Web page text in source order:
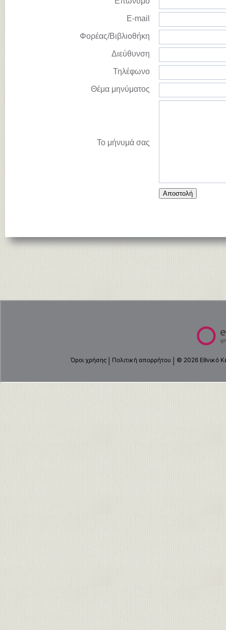
E-mail
Φορέας/Βιβλιοθήκη
Διεύθυνση
Τηλέφωνο
Θέμα μηνύματος
Το μήνυμά σας
Αποστολή